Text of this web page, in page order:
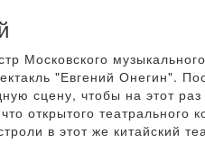
Московского
"Евгений Онегин".
сцену, чтобы на этот
открытого
в этот же китайский